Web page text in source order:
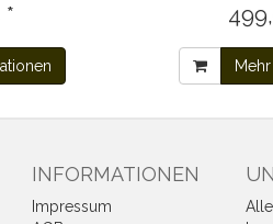
INFORMATIONEN
Impressum